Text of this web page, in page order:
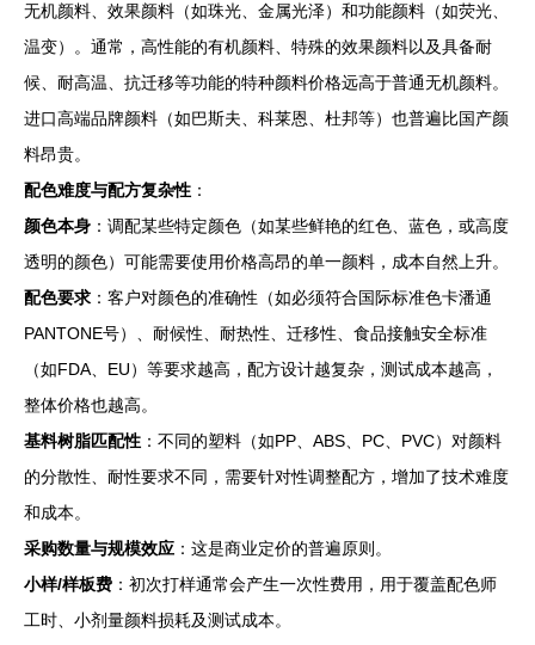
无机颜料、效果颜料（如珠光、金属光泽）和功能颜料（如荧光、
温变）。通常，高性能的有机颜料、特殊的效果颜料以及具备耐
候、耐高温、抗迁移等功能的特种颜料价格远高于普通无机颜料。
进口高端品牌颜料（如巴斯夫、科莱恩、杜邦等）也普遍比国产颜
料昂贵。
配色难度与配方复杂性 ：
颜色本身 ：调配某些特定颜色（如某些鲜艳的红色、蓝色，或高度
透明的颜色）可能需要使用价格高昂的单一颜料，成本自然上升。
配色要求 ：客户对颜色的准确性（如必须符合国际标准色卡潘通
PANTONE号）、耐候性、耐热性、迁移性、食品接触安全标准
（如FDA、EU）等要求越高，配方设计越复杂，测试成本越高，
整体价格也越高。
基料树脂匹配性 ：不同的塑料（如PP、ABS、PC、PVC）对颜料
的分散性、耐性要求不同，需要针对性调整配方，增加了技术难度
和成本。
采购数量与规模效应 ：这是商业定价的普遍原则。
小样/样板费 ：初次打样通常会产生一次性费用，用于覆盖配色师
工时、小剂量颜料损耗及测试成本。